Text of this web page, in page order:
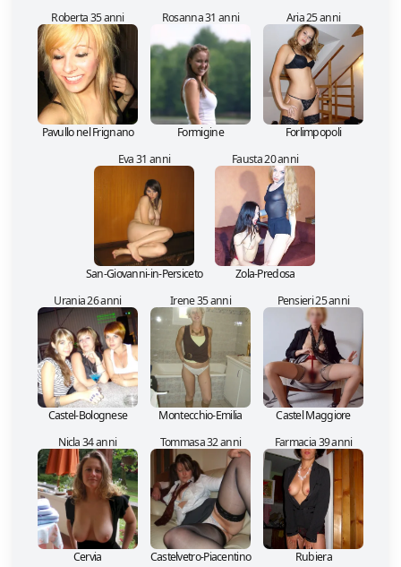
Roberta 35 anni
Pavullo nel Frignano
Rosanna 31 anni
Formigine
Aria 25 anni
Forlimpopoli
Eva 31 anni
San-Giovanni-in-Persiceto
Fausta 20 anni
Zola-Predosa
Urania 26 anni
Castel-Bolognese
Irene 35 anni
Montecchio-Emilia
Pensieri 25 anni
Castel Maggiore
Nicla 34 anni
Cervia
Tommasa 32 anni
Castelvetro-Piacentino
Farmacia 39 anni
Rubiera